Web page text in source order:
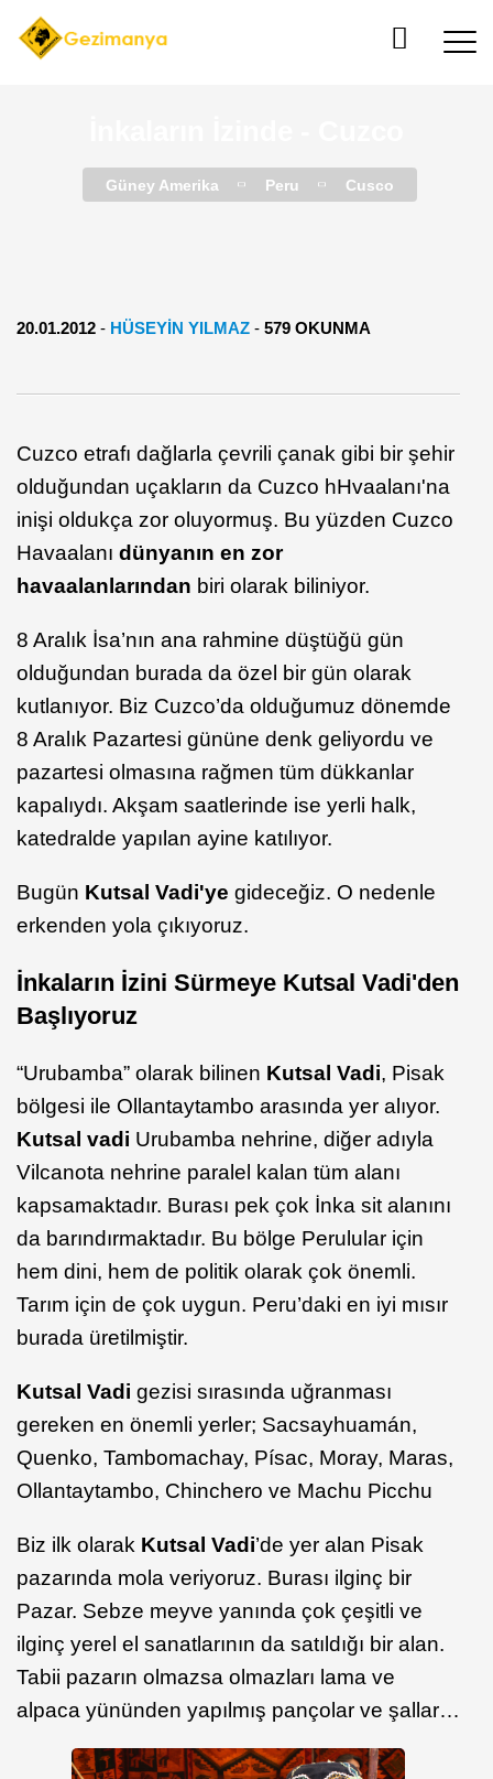
Güney Amerika Peru Cusco
20.01.2012 - HÜSEYİN YILMAZ - 579 OKUNMA
Cuzco etrafı dağlarla çevrili çanak gibi bir şehir
olduğundan uçakların da Cuzco hHvaalanı'na
inişi oldukça zor oluyormuş. Bu yüzden Cuzco
Havaalanı dünyanın en zor
havaalanlarından biri olarak biliniyor.
8 Aralık İsa’nın ana rahmine düştüğü gün
olduğundan burada da özel bir gün olarak
kutlanıyor. Biz Cuzco’da olduğumuz dönemde
8 Aralık Pazartesi gününe denk geliyordu ve
pazartesi olmasına rağmen tüm dükkanlar
kapalıydı. Akşam saatlerinde ise yerli halk,
katedralde yapılan ayine katılıyor.
Bugün Kutsal Vadi'ye gideceğiz. O nedenle
erkenden yola çıkıyoruz.
İnkaların İzini Sürmeye Kutsal Vadi'den
Başlıyoruz
“Urubamba” olarak bilinen Kutsal Vadi, Pisak
bölgesi ile Ollantaytambo arasında yer alıyor.
Kutsal vadi Urubamba nehrine, diğer adıyla
Vilcanota nehrine paralel kalan tüm alanı
kapsamaktadır. Burası pek çok İnka sit alanını
da barındırmaktadır. Bu bölge Perulular için
hem dini, hem de politik olarak çok önemli.
Tarım için de çok uygun. Peru’daki en iyi mısır
burada üretilmiştir.
Kutsal Vadi gezisi sırasında uğranması
gereken en önemli yerler; Sacsayhuamán,
Quenko, Tambomachay, Písac, Moray, Maras,
Ollantaytambo, Chinchero ve Machu Picchu
Biz ilk olarak Kutsal Vadi’de yer alan Pisak
pazarında mola veriyoruz. Burası ilginç bir
Pazar. Sebze meyve yanında çok çeşitli ve
ilginç yerel el sanatlarının da satıldığı bir alan.
Tabii pazarın olmazsa olmazları lama ve
alpaca yününden yapılmış pançolar ve şallar…